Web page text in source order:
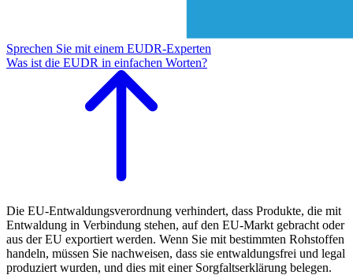
Sprechen Sie mit einem EUDR-Experten
Was ist die EUDR in einfachen Worten?
Die EU-Entwaldungsverordnung verhindert, dass Produkte, die mit
Entwaldung in Verbindung stehen, auf den EU-Markt gebracht oder
aus der EU exportiert werden. Wenn Sie mit bestimmten Rohstoffen
handeln, müssen Sie nachweisen, dass sie entwaldungsfrei und legal
produziert wurden, und dies mit einer Sorgfaltserklärung belegen.